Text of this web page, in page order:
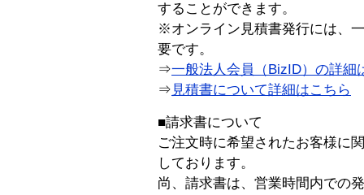
することができます。
※オンライン見積書発行には、
要です。
⇒一般法人会員（BizID）の詳細
⇒ 見積書について詳細はこちら
■請求書について
ご注文時に希望されたお客様に
しております。
尚、請求書は、営業時間内での